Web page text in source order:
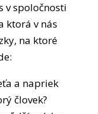
v spoločnosti
ktorá v nás
na ktoré
a napriek
človek?